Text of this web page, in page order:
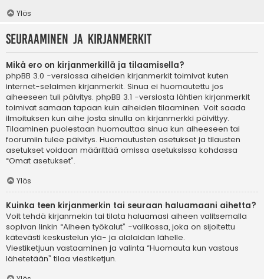
Ylös
Seuraaminen ja kirjanmerkit
Mikä ero on kirjanmerkillä ja tilaamisella?
phpBB 3.0 -versiossa aiheiden kirjanmerkit toimivat kuten
internet-selaimen kirjanmerkit. Sinua ei huomautettu jos
aiheeseen tuli päivitys. phpBB 3.1 -versiosta lähtien kirjanmerkit
toimivat samaan tapaan kuin aiheiden tilaaminen. Voit saada
ilmoituksen kun aihe josta sinulla on kirjanmerkki päivittyy.
Tilaaminen puolestaan huomauttaa sinua kun aiheeseen tai
foorumiin tulee päivitys. Huomautusten asetukset ja tilausten
asetukset voidaan määrittää omissa asetuksissa kohdassa
“Omat asetukset”.
Ylös
Kuinka teen kirjanmerkin tai seuraan haluamaani aihetta?
Voit tehdä kirjanmekin tai tilata haluamasi aiheen valitsemalla
sopivan linkin “Aiheen työkalut” -valikossa, joka on sijoitettu
kätevästi keskustelun ylä- ja alalaidan lähelle.
Viestiketjuun vastaaminen ja valinta “Huomauta kun vastaus
lähetetään” tilaa viestiketjun.